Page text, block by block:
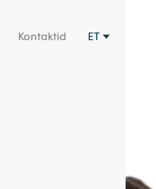
Kontaktid ET